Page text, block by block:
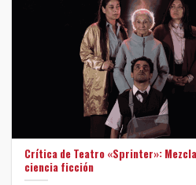
Crítica de Teatro «Sprinter»:
ciencia ficción